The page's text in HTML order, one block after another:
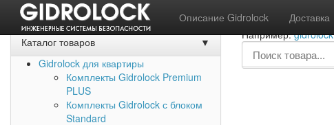
Описание Gidrolock Доставка
Акции Задать вопрос
Каталог товаров
▼
Gidrolock для квартиры
Комплекты Gidrolock Premium
PLUS
Комплекты Gidrolock с блоком
Standard
Например:gidrolock